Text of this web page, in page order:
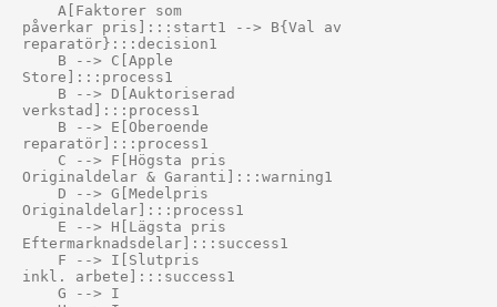
    A[Faktorer som
påverkar pris]:::start1 --> B{Val av
reparatör}:::decision1
    B --> C[Apple
Store]:::process1
    B --> D[Auktoriserad
verkstad]:::process1
    B --> E[Oberoende
reparatör]:::process1
    C --> F[Högsta pris
Originaldelar & Garanti]:::warning1
    D --> G[Medelpris
Originaldelar]:::process1
    E --> H[Lägsta pris
Eftermarknadsdelar]:::success1
    F --> I[Slutpris
inkl. arbete]:::success1
    G --> I